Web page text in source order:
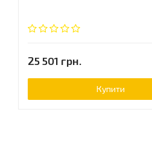
25 501 грн.
Купити